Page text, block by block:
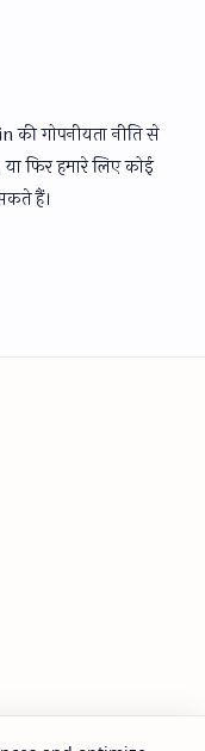
गोपनीयता नीति से
फिर हमारे लिए कोई
हैं।